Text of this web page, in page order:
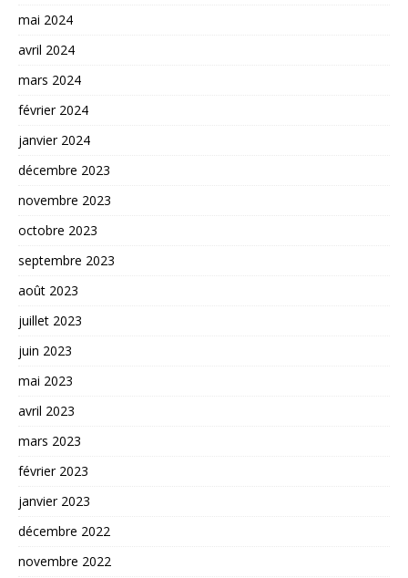
mai 2024
avril 2024
mars 2024
février 2024
janvier 2024
décembre 2023
novembre 2023
octobre 2023
septembre 2023
août 2023
juillet 2023
juin 2023
mai 2023
avril 2023
mars 2023
février 2023
janvier 2023
décembre 2022
novembre 2022